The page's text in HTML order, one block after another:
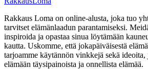
Rakkaus Loma on online-alusta, joka tuo
tarvitset elämänlaadun parantamiseksi.
inspiroida ja opastaa sinua löytämään
kautta. Uskomme, että jokapäiväisestä
tarjoamme käytännön vinkkejä sekä ideoita,
elämään täysipainoista ja onnellista elämää.